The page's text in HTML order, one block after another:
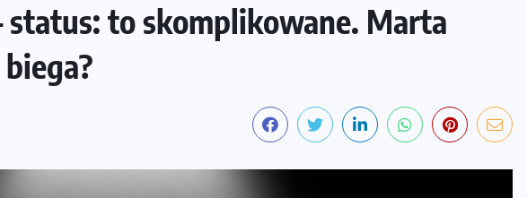
status: to skomplikowane. Marta